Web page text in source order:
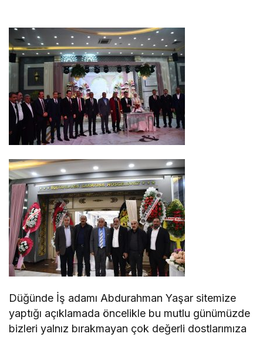
Düğünde İş adamı Abdurahman Yaşar sitemize
yaptığı açıklamada öncelikle bu mutlu günümüzde
bizleri yalnız bırakmayan çok değerli dostlarımıza